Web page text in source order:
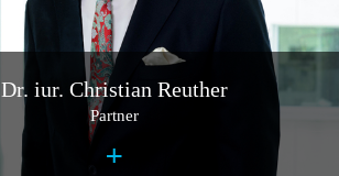
Dr. iur. Christian Reuther
Partner
+